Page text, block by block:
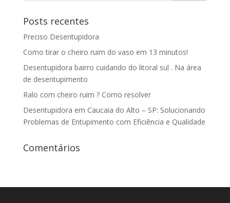
Posts recentes
Preciso Desentupidora
Como tirar o cheiro ruim do vaso em 13 minutos!
Desentupidora bairro cuidando do litoral sul . Na área
de desentupimento
Ralo com cheiro ruim ? Como resolver
Desentupidora em Caucaia do Alto – SP: Solucionando
Problemas de Entupimento com Eficiência e Qualidade
Comentários